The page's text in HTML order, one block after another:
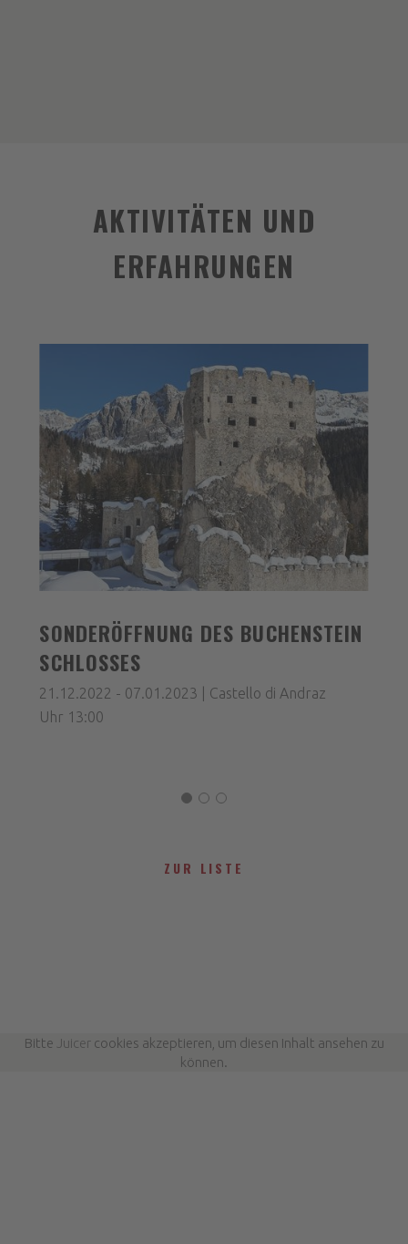
AKTIVITÄTEN UND
ERFAHRUNGEN
SONDERÖFFNUNG DES BUCHENSTEIN
SCHLOSSES
21.12.2022 - 07.01.2023 | Castello di Andraz
Uhr 13:00
ZUR LISTE
Bitte Juicercookies akzeptieren, um diesen Inhalt ansehen zu
können.